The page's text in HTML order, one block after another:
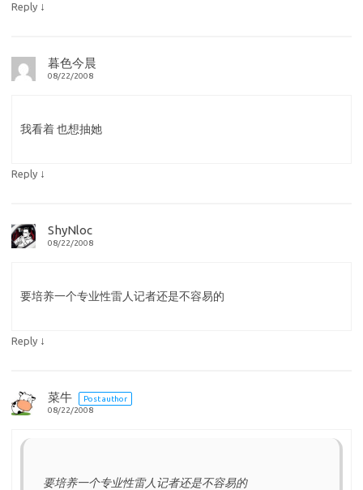
Reply ↓
暮色今晨
08/22/2008
我看着 也想抽她
Reply ↓
ShyNloc
08/22/2008
要培养一个专业性雷人记者还是不容易的
Reply ↓
菜牛
Post author
08/22/2008
要培养一个专业性雷人记者还是不容易的